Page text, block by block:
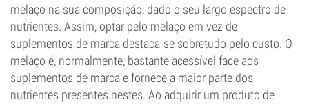
melaço na sua composição, dado o seu largo espectro de
nutrientes. Assim, optar pelo melaço em vez de
suplementos de marca destaca-se sobretudo pelo custo. O
melaço é, normalmente, bastante acessível face aos
suplementos de marca e fornece a maior parte dos
nutrientes presentes nestes. Ao adquirir um produto de